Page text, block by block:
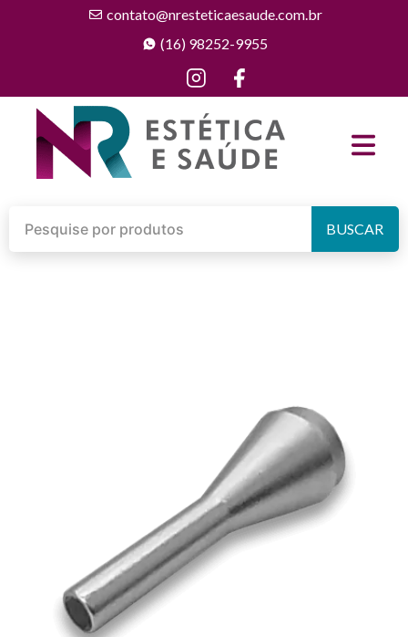
contato@nresteticaesaude.com.br
(16) 98252-9955
BUSCAR